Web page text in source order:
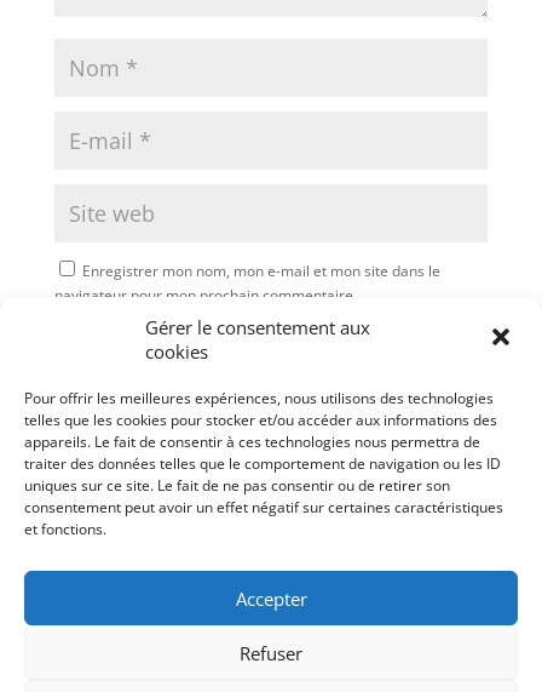
Gérer le consentement aux
cookies
Pour offrir les meilleures expériences, nous utilisons des technologies
telles que les cookies pour stocker et/ou accéder aux informations des
appareils. Le fait de consentir à ces technologies nous permettra de
traiter des données telles que le comportement de navigation ou les ID
uniques sur ce site. Le fait de ne pas consentir ou de retirer son
consentement peut avoir un effet négatif sur certaines caractéristiques
et fonctions.
Accepter
Refuser
Enregistrer mon nom, mon e-mail et mon site dans le
navigateur pour mon prochain commentaire.
Soumettre le commentaire
Politique de cookies (UE)